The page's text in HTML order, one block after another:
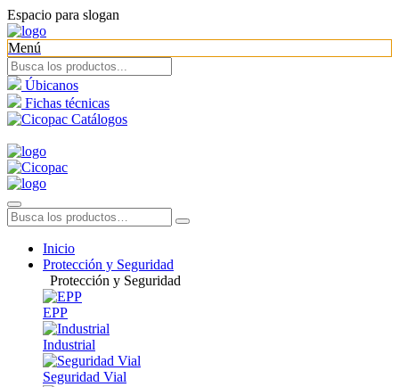
Espacio para slogan
Menú
Úbicanos
Fichas técnicas
Catálogos
Inicio
Protección y Seguridad
Protección y Seguridad
EPP
Industrial
Seguridad Vial